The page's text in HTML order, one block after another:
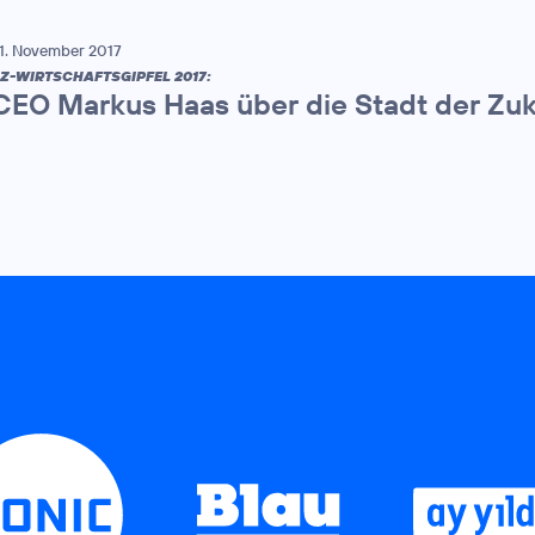
November 2017
WIRTSCHAFTSGIPFEL 2017:
Markus Haas über die Stadt der